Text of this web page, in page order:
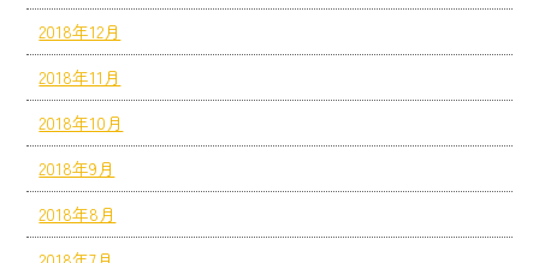
2018年12月
2018年11月
2018年10月
2018年9月
2018年8月